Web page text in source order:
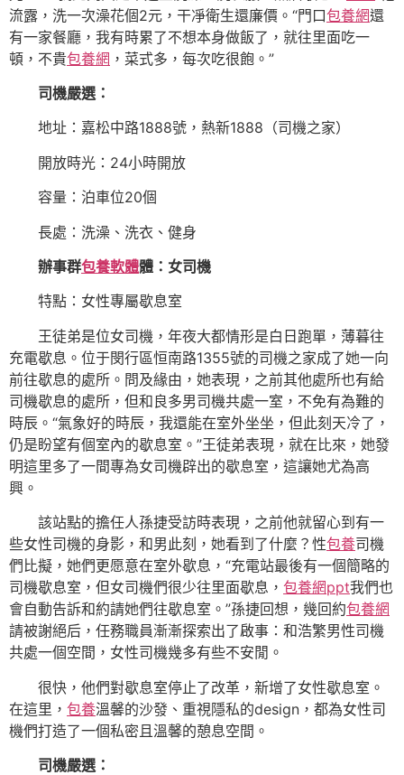
流露，洗一次澡花個2元，干凈衛生還廉價。“門口包養網還
有一家餐廳，我有時累了不想本身做飯了，就往里面吃一
頓，不貴包養網 ，菜式多，每次吃很飽。”
司機嚴選：
地址：嘉松中路1888號，熱新1888（司機之家）
開放時光：24小時開放
容量：泊車位20個
長處：洗澡、洗衣、健身
辦事群包養軟體體： 女司機
特點：女性專屬歇息室
王徒弟是位女司機，年夜大都情形是白日跑單，薄暮往
充電歇息。位于閔行區恒南路1355號的司機之家成了她一向
前往歇息的處所。問及緣由，她表現，之前其他處所也有給
司機歇息的處所，但和良多男司機共處一室，不免有為難的
時辰。“氣象好的時辰，我還能在室外坐坐，但此刻天冷了，
仍是盼望有個室內的歇息室。”王徒弟表現，就在比來，她發
明這里多了一間專為女司機辟出的歇息室，這讓她尤為高
興。
該站點的擔任人孫捷受訪時表現，之前他就留心到有一
些女性司機的身影，和男此刻，她看到了什麼？性包養司機
們比擬，她們更愿意在室外歇息，“充電站最後有一個簡略的
司機歇息室，但女司機們很少往里面歇息， 包養網ppt我們也
會自動告訴和約請她們往歇息室。”孫捷回想，幾回約包養網
請被謝絕后，任務職員漸漸探索出了啟事：和浩繁男性司機
共處一個空間，女性司機幾多有些不安閒。
很快，他們對歇息室停止了改革，新增了女性歇息室。
在這里， 包養溫馨的沙發、重視隱私的design，都為女性司
機們打造了一個私密且溫馨的憩息空間。
司機嚴選：